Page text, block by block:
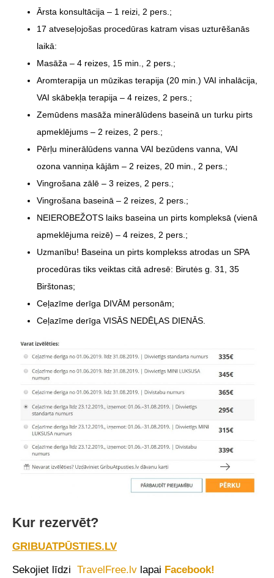
Ārsta konsultācija – 1 reizi, 2 pers.;
17 atveseļojošas procedūras katram visas uzturēšanās
laikā:
Masāža – 4 reizes, 15 min., 2 pers.;
Aromterapija un mūzikas terapija (20 min.) VAI inhalācija,
VAI skābekļa terapija – 4 reizes, 2 pers.;
Zemūdens masāža minerālūdens baseinā un turku pirts
apmeklējums – 2 reizes, 2 pers.;
Pērļu minerālūdens vanna VAI bezūdens vanna, VAI
ozona vanniņa kājām – 2 reizes, 20 min., 2 pers.;
Vingrošana zālē – 3 reizes, 2 pers.;
Vingrošana baseinā – 2 reizes, 2 pers.;
NEIEROBEŽOTS laiks baseina un pirts kompleksā (vienā
apmeklējuma reizē) – 4 reizes, 2 pers.;
Uzmanību! Baseina un pirts komplekss atrodas un SPA
procedūras tiks veiktas citā adresē: Birutės g. 31, 35
Birštonas;
Ceļazīme derīga DIVĀM personām;
Ceļazīme derīga VISĀS NEDĒĻAS DIENĀS.
Kur rezervēt?
GRIBUATPŪSTIES.LV
Sekojiet līdzi TravelFree.lv lapai Facebook!